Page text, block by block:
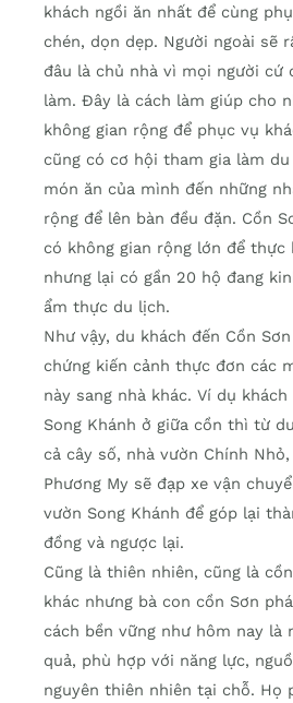
khách ngồi ăn nhất để cùng
chén, dọn dẹp. Người ngoài sẽ
đâu là chủ nhà vì mọi người cứ
làm. Đây là cách làm giúp cho
không gian rộng để phục vụ
cũng có cơ hội tham gia làm
món ăn của mình đến những
rộng để lên bàn đều đặn. Cồn
có không gian rộng lớn để thực
nhưng lại có gần 20 hộ đang
ẩm thực du lịch.
Như vậy, du khách đến Cồn
chứng kiến cảnh thực đơn các
này sang nhà khác. Ví dụ
Song Khánh ở giữa cồn thì từ
cả cây số, nhà vườn Chính
Phương My sẽ đạp xe vận
vườn Song Khánh để góp lại
đồng và ngược lại.
Cũng là thiên nhiên, cũng là
khác nhưng bà con cồn Sơn
cách bền vững như hôm nay là
quả, phù hợp với năng lực,
nguyên thiên nhiên tại chỗ. Họ